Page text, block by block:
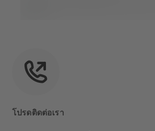
โปรดติดต่อเรา